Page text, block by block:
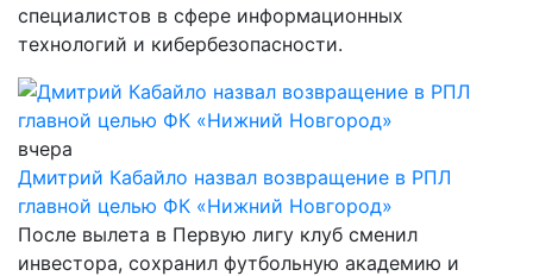
специалистов в сфере информационных
технологий и кибербезопасности.
вчера
Дмитрий Кабайло назвал возвращение в РПЛ
главной целью ФК «Нижний Новгород»
После вылета в Первую лигу клуб сменил
инвестора, сохранил футбольную академию и